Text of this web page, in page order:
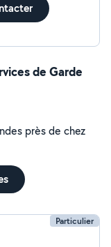
de Garde
près de chez
Particulier